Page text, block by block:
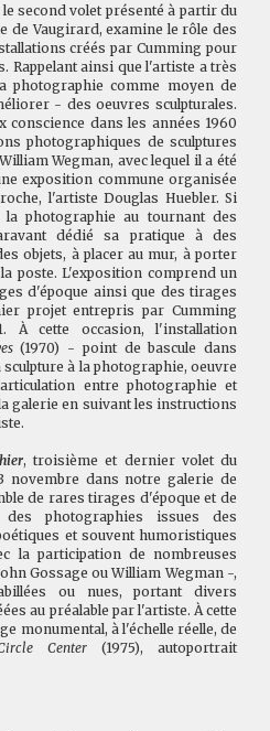
le second volet présenté à partir du
de Vaugirard, examine le rôle des
créés par Cumming pour
Rappelant ainsi que l'artiste a très
photographie comme moyen de
- des oeuvres sculpturales.
dans les années 1960
photographiques de sculptures
Wegman, avec lequel il a été
exposition commune organisée
l'artiste Douglas Huebler. Si
photographie au tournant des
dédié sa pratique à des
objets, à placer au mur, à porter
poste. L'exposition comprend un
d'époque ainsi que des tirages
projet entrepris par Cumming
À cette occasion, l'installation
(1970) - point de bascule dans
à la photographie, oeuvre
entre photographie et
galerie en suivant les instructions
, troisième et dernier volet du
novembre dans notre galerie de
de rares tirages d'époque et de
photographies issues des
et souvent humoristiques
la participation de nombreuses
Gossage ou William Wegman -,
ou nues, portant divers
au préalable par l'artiste. À cette
monumental, à l'échelle réelle, de
Center (1975), autoportrait